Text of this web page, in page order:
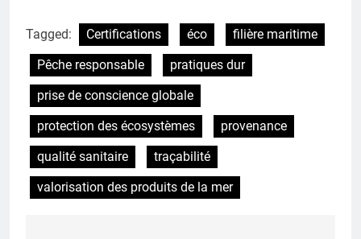
Tagged: Certifications éco
filière maritime
Pêche responsable
pratiques dur
prise de conscience globale
protection des écosystèmes
provenance
qualité sanitaire
traçabilité
valorisation des produits de la mer